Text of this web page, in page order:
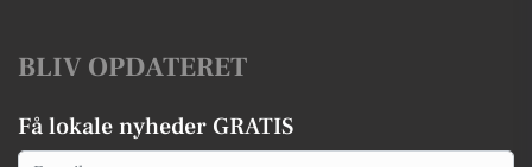
BLIV OPDATERET
Få lokale nyheder GRATIS